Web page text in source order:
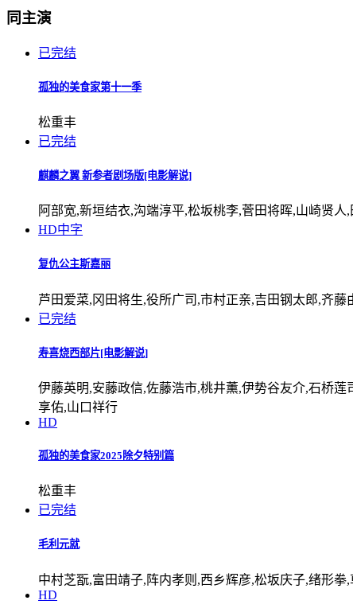
同主演
已完结
孤独的美食家第十一季
松重丰
已完结
麒麟之翼 新参者剧场版[电影解说]
阿部宽,新垣结衣,沟端淳平,松坂桃李,菅田将晖,山崎贤
HD中字
复仇公主斯嘉丽
芦田爱菜,冈田将生,役所广司,市村正亲,吉田钢太郎,齐
已完结
寿喜烧西部片[电影解说]
伊藤英明,安藤政信,佐藤浩市,桃井薰,伊势谷友介,石桥
享佑,山口祥行
HD
孤独的美食家2025除夕特别篇
松重丰
已完结
毛利元就
中村芝翫,富田靖子,阵内孝则,西乡辉彦,松坂庆子,绪形
HD